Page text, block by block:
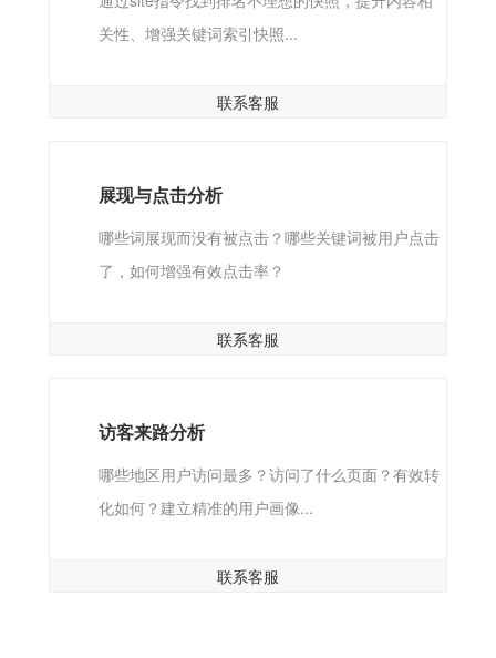
关性、增强关键词索引快照...
联系客服
展现与点击分析
哪些词展现而没有被点击？哪些关键词被用户点击
了，如何增强有效点击率？
联系客服
访客来路分析
哪些地区用户访问最多？访问了什么页面？有效转
化如何？建立精准的用户画像...
联系客服